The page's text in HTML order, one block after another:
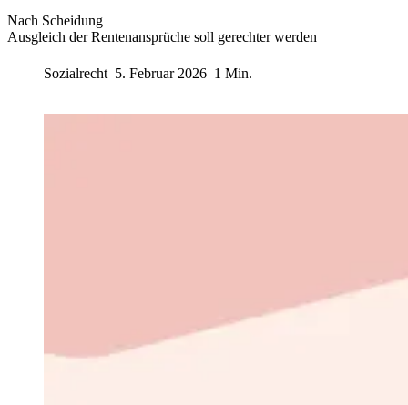
Nach Scheidung
Ausgleich der Rentenansprüche soll gerechter werden
Sozialrecht 5. Februar 2026 1 Min.